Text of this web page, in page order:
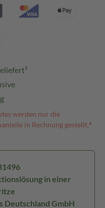
werden nur die
in Rechnung gestellt.⁴
in einer
Deutschland GmbH